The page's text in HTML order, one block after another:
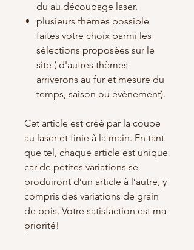
du au découpage laser.
plusieurs thèmes possible
faites votre choix parmi les
sélections proposées sur le
site ( d'autres thèmes
arriverons au fur et mesure du
temps, saison ou événement).
Cet article est créé par la coupe
au laser et finie à la main. En tant
que tel, chaque article est unique
car de petites variations se
produiront d’un article à l’autre, y
compris des variations de grain
de bois. Votre satisfaction est ma
priorité!